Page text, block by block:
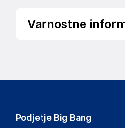
Varnostne
DRAGON ECOM
Podjetje Big Bang